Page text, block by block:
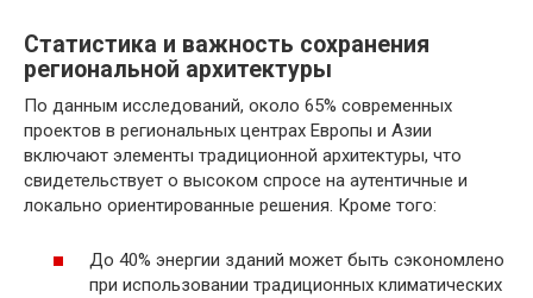
Статистика и важность сохранения
региональной архитектуры
По данным исследований, около 65% современных
проектов в региональных центрах Европы и Азии
включают элементы традиционной архитектуры, что
свидетельствует о высоком спросе на аутентичные и
локально ориентированные решения. Кроме того:
До 40% энергии зданий может быть сэкономлено
при использовании традиционных климатических